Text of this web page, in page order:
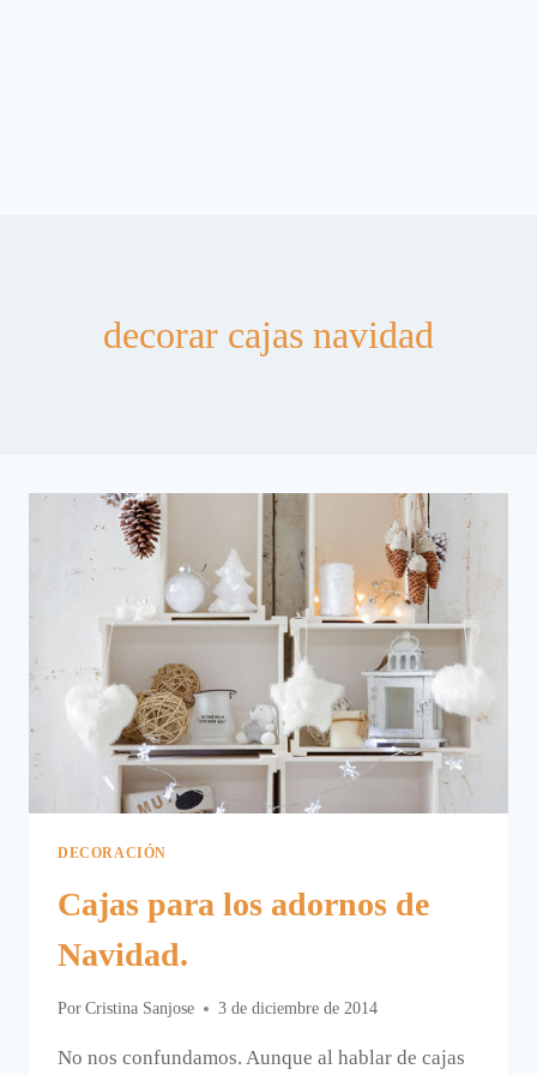
decorar cajas navidad
DECORACIÓN
Cajas para los adornos de
Navidad.
Por Cristina Sanjose 3 de diciembre de 2014
No nos confundamos. Aunque al hablar de cajas